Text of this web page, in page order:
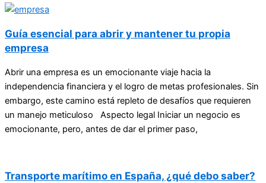
Guía esencial para abrir y mantener tu propia
empresa
Abrir una empresa es un emocionante viaje hacia la
independencia financiera y el logro de metas profesionales. Sin
embargo, este camino está repleto de desafíos que requieren
un manejo meticuloso Aspecto legal Iniciar un negocio es
emocionante, pero, antes de dar el primer paso,
Transporte marítimo en España, ¿qué debo saber?